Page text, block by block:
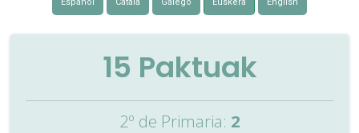
15 Paktuak
2º de Primaria: 2